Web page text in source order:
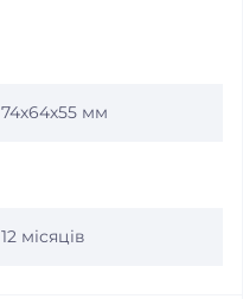
74х64х55 мм
12 місяців